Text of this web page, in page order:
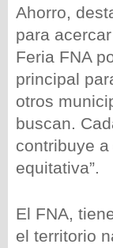
Ahorro,
para
Feria FNA
principal
otros
buscan.
contribuye
equitativa”.
El FNA,
el territorio